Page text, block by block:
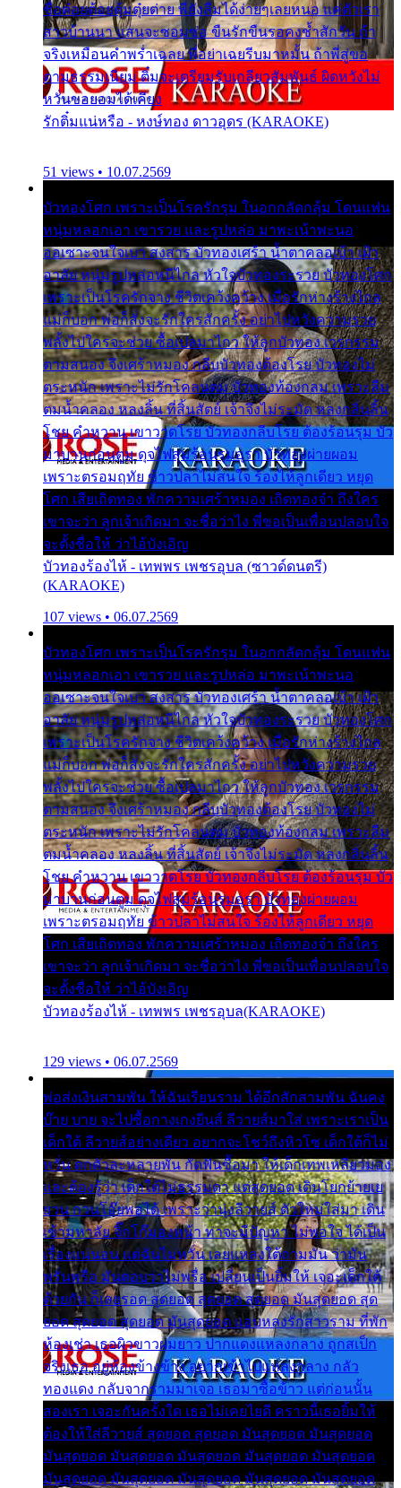
ชื่อต๋อยต้อยตุ้มตุ๋ยต่าย พี่ยังลืมได้ง่ายๆเลยหนอ แค่ตัวเรา
สาวบ้านนา แสนจะซอมซ่อ ขืนรักขืนรอคงช้ำสักวัน ถ้า
จริงเหมือนคำพร่ำเฉลย พี่อย่าเฉยรีบมาหมั้น ถ้าพี่สู่ขอ
ตามธรรมเนียม ติ๋มจะเตรียมรับเกลียวสัมพันธ์ ผิดหวังไม่
หวั่นขอยอมได้เคียง
รักติ๋มแน่หรือ - หงษ์ทอง ดาวอุดร (KARAOKE)
51 views • 10.07.2569
บัวทองโศก เพราะเป็นโรครักรุม ในอกกลัดกลุ้ม โดนแฟน
หนุ่มหลอกเอา เขารวย และรูปหล่อ มาพะเน้าพะนอ
ออเซาะจนใจเบา สงสาร บัวทองเศร้า น้ำตาคลอเบ้า เฝ้า
อาลัย หนุ่มรูปหล่อหนีไกล หัวใจบัวทองระรวย บัวทองโศก
เพราะเป็นโรครักจาง ชีวิตเคว้งคว้าง เมื่อรักห่างร้างไกล
แม่ก็บอก พ่อก็สั่งจะรักใครสักครั้ง อย่าไปหวังความรวย
พลั้งไปใครจะช่วย ซื้อเปลมาไกว ให้ลูกบัวทอง เวรกรรม
ตามสนอง จึงเศร้าหมอง กลีบบัวทองต้องโรย บัวทองไม่
ตระหนัก เพราะไม่รักโคลนตม บัวทองท้องกลม เพราะลืม
ตมน้ำคลอง หลงลิ้น ที่สิ้นสัตย์ เจ้าจึงไม่ระมัด หลงกลิ่นลิ้น
โชย คำหวาน เขาวาดโรย บัวทองกลีบโรย ต้องร้อนรุม บัว
มาบานก่อนตูม ดุจไฟสุมร้อนรุมอุรา บัวทองผ่ายผอม
เพราะตรอมฤทัย ข้าวปลาไม่สนใจ ร้องไห้ลูกเดียว หยุด
โศก เสียเถิดทอง พักความเศร้าหมอง เถิดทองจ๋า ถึงใคร
เขาจะว่า ลูกเจ้าเกิดมา จะชื่อว่าไง พี่ขอเป็นเพื่อนปลอบใจ
จะตั้งชื่อให้ ว่าไอ้บังเอิญ
บัวทองร้องไห้ - เทพพร เพชรอุบล (ซาวด์ดนตรี)
(KARAOKE)
107 views • 06.07.2569
บัวทองโศก เพราะเป็นโรครักรุม ในอกกลัดกลุ้ม โดนแฟน
หนุ่มหลอกเอา เขารวย และรูปหล่อ มาพะเน้าพะนอ
ออเซาะจนใจเบา สงสาร บัวทองเศร้า น้ำตาคลอเบ้า เฝ้า
อาลัย หนุ่มรูปหล่อหนีไกล หัวใจบัวทองระรวย บัวทองโศก
เพราะเป็นโรครักจาง ชีวิตเคว้งคว้าง เมื่อรักห่างร้างไกล
แม่ก็บอก พ่อก็สั่งจะรักใครสักครั้ง อย่าไปหวังความรวย
พลั้งไปใครจะช่วย ซื้อเปลมาไกว ให้ลูกบัวทอง เวรกรรม
ตามสนอง จึงเศร้าหมอง กลีบบัวทองต้องโรย บัวทองไม่
ตระหนัก เพราะไม่รักโคลนตม บัวทองท้องกลม เพราะลืม
ตมน้ำคลอง หลงลิ้น ที่สิ้นสัตย์ เจ้าจึงไม่ระมัด หลงกลิ่นลิ้น
โชย คำหวาน เขาวาดโรย บัวทองกลีบโรย ต้องร้อนรุม บัว
มาบานก่อนตูม ดุจไฟสุมร้อนรุมอุรา บัวทองผ่ายผอม
เพราะตรอมฤทัย ข้าวปลาไม่สนใจ ร้องไห้ลูกเดียว หยุด
โศก เสียเถิดทอง พักความเศร้าหมอง เถิดทองจ๋า ถึงใคร
เขาจะว่า ลูกเจ้าเกิดมา จะชื่อว่าไง พี่ขอเป็นเพื่อนปลอบใจ
จะตั้งชื่อให้ ว่าไอ้บังเอิญ
บัวทองร้องไห้ - เทพพร เพชรอุบล(KARAOKE)
129 views • 06.07.2569
พ่อส่งเงินสามพัน ให้ฉันเรียนราม ได้อีกสักสามพัน ฉันคง
บ๊าย บาย จะไปซื้อกางเกงยีนส์ ลีวายส์มาใส่ เพราะเราเป็น
เด็กใต้ ลีวายส์อย่างเดียว อยากจะโชว์ถึงหิวโซ เด็กใต้ก็ไม่
หวั่น ตกตัวละหลายพัน กัดฟันซื้อมา ให้เด็กเทพเหลียวมอง
และต้องรู้ว่า เด็กใต้ไม่ธรรมดา แต่สุดยอด เดินโยกย้ายเย
ยวน กวนโอ๊ยพอได้ เพราะว่านุ่งลีวายส์ ตัวใหม่ใส่มา เดิน
เข้ามหาลัย จิ๊กโก๊มองหน้า ท่าจะมีปัญหา ไม่พอใจ ได้เป็น
เรื่องแน่นอน แต่ฉันไม่หวั่น เลยแหลงใต้ถามมัน ว่ามัน
พรั่นพรือ มันตอบว่าไม่พรื่อ เปลี่ยนเป็นยิ้มให้ เจอะเด็กใต้
ด้วยกัน ก็เลยรอด สุดยอด สุดยอด สุดยอด มันสุดยอด สุด
ยอด สุดยอด สุดยอด มันสุดยอด แอบหลงรักสาวราม ที่พัก
ห้องเช่า เธอผิวขาวผมยาว ปากแดงแหลงกลาง ถูกสเป็ก
จริงเธอ อยู่ห้องข้างข้าง อยากเข้าไปแหลงกลาง กลัว
ทองแดง กลับจากรามมาเจอ เธอมาซื้อข้าว แต่ก่อนนั้น
สองเรา เจอะกันครั้งใด เธอไม่เคยไยดี คราวนี้เธอยิ้มให้
ต้องให้ใส่ลีวายส์ สุดยอด สุดยอด มันสุดยอด มันสุดยอด
มันสุดยอด มันสุดยอด มันสุดยอด มันสุดยอด มันสุดยอด
มันสุดยอด มันสุดยอด มันสุดยอด มันสุดยอด มันสุดยอด